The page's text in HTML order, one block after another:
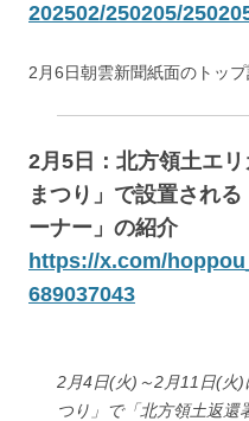
202502/250205/
2月6日朝雲新聞紙面のトップ
2月5日：北方領土エ
まつり」で設置され
ーナー」の紹介
https://x.com/
689037043
2月4日(火)～2月11日(火
つり」で「北方領土返還